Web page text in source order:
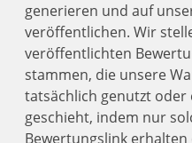
generieren und auf
veröffentlichen. Wir
veröffentlichten
stammen, die unsere
tatsächlich genutzt oder
geschieht, indem nur
Bewertungslink